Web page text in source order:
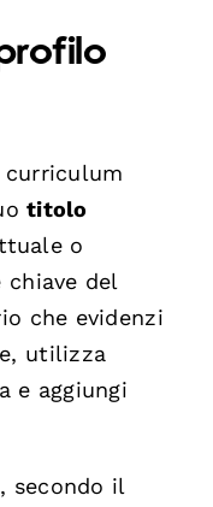
titolo
o
chiave del
che evidenzi
utilizza
e aggiungi
secondo il